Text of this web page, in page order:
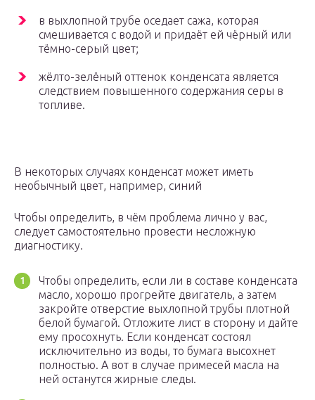
в выхлопной трубе оседает сажа, которая
смешивается с водой и придаёт ей чёрный или
тёмно-серый цвет;
жёлто-зелёный оттенок конденсата является
следствием повышенного содержания серы в
топливе.
В некоторых случаях конденсат может иметь
необычный цвет, например, синий
Чтобы определить, в чём проблема лично у вас,
следует самостоятельно провести несложную
диагностику.
Чтобы определить, если ли в составе конденсата
масло, хорошо прогрейте двигатель, а затем
закройте отверстие выхлопной трубы плотной
белой бумагой. Отложите лист в сторону и дайте
ему просохнуть. Если конденсат состоял
исключительно из воды, то бумага высохнет
полностью. А вот в случае примесей масла на
ней останутся жирные следы.